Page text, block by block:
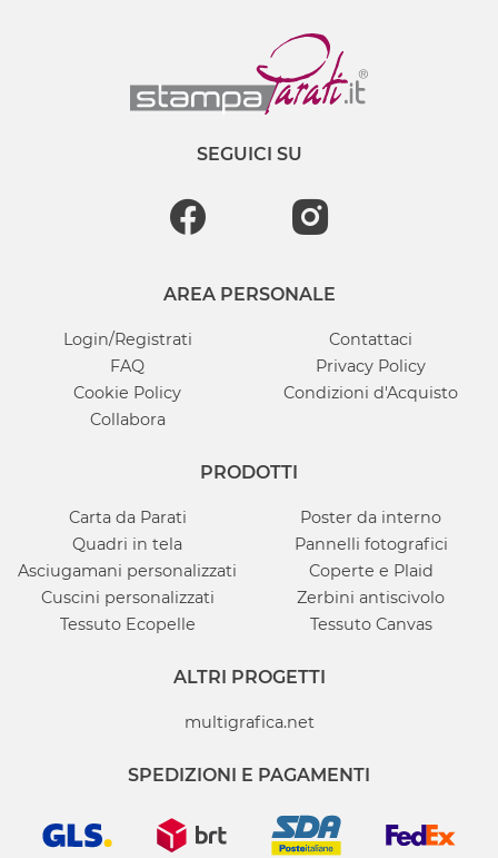
SEGUICI SU
AREA PERSONALE
Login/Registrati
Contattaci
FAQ
Privacy Policy
Cookie Policy
Condizioni d'Acquisto
Collabora
PRODOTTI
Carta da Parati
Poster da interno
Quadri in tela
Pannelli fotografici
Asciugamani personalizzati
Coperte e Plaid
Cuscini personalizzati
Zerbini antiscivolo
Tessuto Ecopelle
Tessuto Canvas
ALTRI PROGETTI
multigrafica.net
SPEDIZIONI E PAGAMENTI